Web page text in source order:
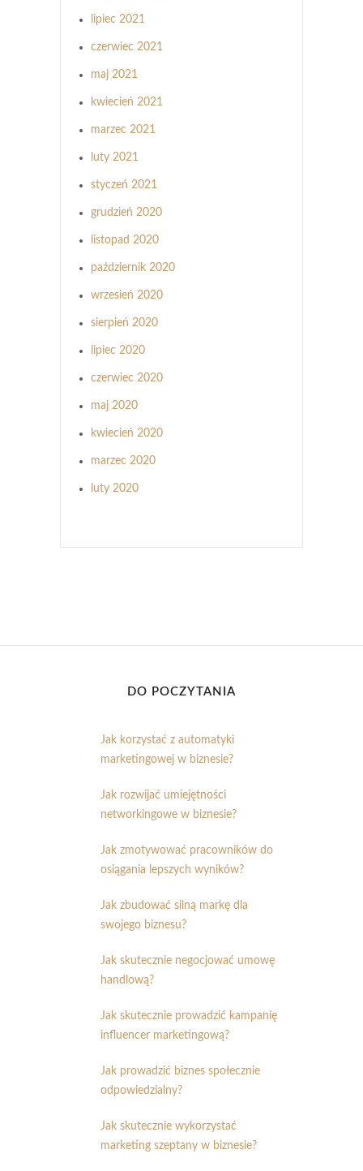
lipiec 2021
czerwiec 2021
maj 2021
kwiecień 2021
marzec 2021
luty 2021
styczeń 2021
grudzień 2020
listopad 2020
październik 2020
wrzesień 2020
sierpień 2020
lipiec 2020
czerwiec 2020
maj 2020
kwiecień 2020
marzec 2020
luty 2020
DO POCZYTANIA
Jak korzystać z automatyki
marketingowej w biznesie?
Jak rozwijać umiejętności
networkingowe w biznesie?
Jak zmotywować pracowników do
osiągania lepszych wyników?
Jak zbudować silną markę dla
swojego biznesu?
Jak skutecznie negocjować umowę
handlową?
Jak skutecznie prowadzić kampanię
influencer marketingową?
Jak prowadzić biznes społecznie
odpowiedzialny?
Jak skutecznie wykorzystać
marketing szeptany w biznesie?